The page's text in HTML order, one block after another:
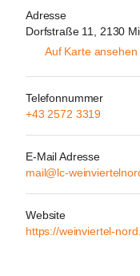
Adresse
Dorfstraße 11, 2130
Auf Karte ansehen
Telefonnummer
+43 2572 3319
E-Mail Adresse
mail@lc-
Website
https://weinviertel-